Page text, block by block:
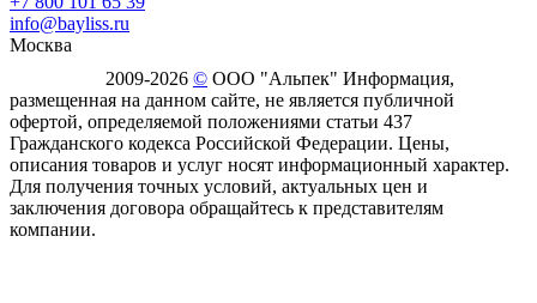
info@bayliss.ru
Москва
2009-2026 © ООО "Альпек" Информация,
размещенная на данном сайте, не является публичной
офертой, определяемой положениями статьи 437
Гражданского кодекса Российской Федерации. Цены,
описания товаров и услуг носят информационный характер.
Для получения точных условий, актуальных цен и
заключения договора обращайтесь к представителям
компании.